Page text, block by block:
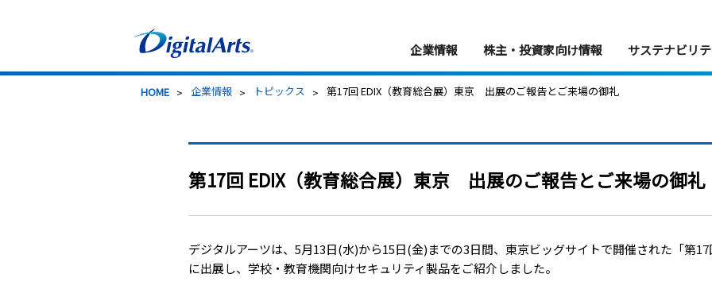
企業情報 株主・投資家向け情報 サステナビリ
HOME 企業情報 トピックス > 第17回 EDIX（教育総合展）東京 出展のご報告とご来場の御礼
第17回 EDIX（教育総合展）東京 出展のご報告とご来場の御礼
デジタルアーツは、5月13日(水)から15日(金)までの3日間、東京ビッグサイトで開催された「第
に出展し、学校・教育機関向けセキュリティ製品をご紹介しました。